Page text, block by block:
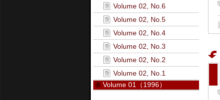
Volume 02, No.6
Volume 02, No.5
Volume 02, No.4
Volume 02, No.3
Volume 02, No.2
Volume 02, No.1
Volume 01（1996）